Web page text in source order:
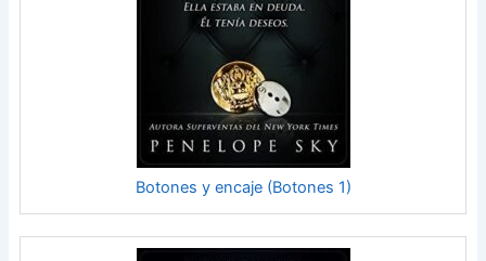
Botones y encaje (Botones 1)